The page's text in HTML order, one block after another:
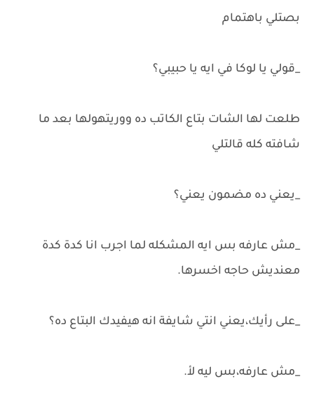
بصتلي باهتمام
_قولي يا لوكا في ايه يا حبيبي؟
طلعت لها الشات بتاع الكاتب ده ووريتهولها بعد ما
شافته كله قالتلي
_يعني ده مضمون يعني؟
_مش عارفه بس ايه المشكله لما اجرب انا كدة كدة
معنديش حاجه اخسرها.
_على رأيك،يعني انتي شايفة انه هيفيدك البتاع ده؟
_مش عارفه،بس ليه لأ.